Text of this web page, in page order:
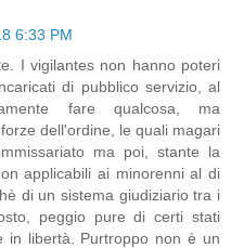
6:33 PM
I vigilantes non hanno poteri
di pubblico servizio, al
fare qualcosa, ma
dell'ordine, le quali magari
ma poi, stante la
applicabili ai minorenni al di
di un sistema giudiziario tra i
peggio pure di certi stati
in libertà. Purtroppo non è un